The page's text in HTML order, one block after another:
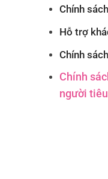
Chính
Hỗ trợ
Chính
Chính
người